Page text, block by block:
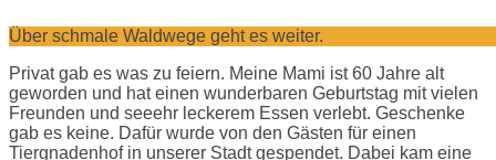
Über schmale Waldwege geht es weiter.
Privat gab es was zu feiern. Meine Mami ist 60 Jahre alt
geworden und hat einen wunderbaren Geburtstag mit vielen
Freunden und seeehr leckerem Essen verlebt. Geschenke
gab es keine. Dafür wurde von den Gästen für einen
Tiergnadenhof in unserer Stadt gespendet. Dabei kam eine